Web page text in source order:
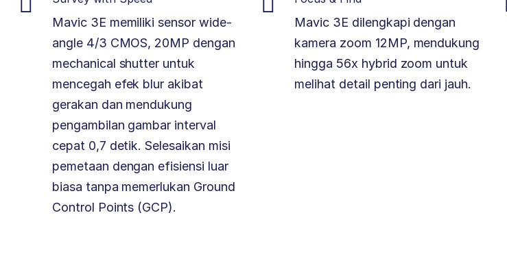
Mavic 3E memiliki sensor wide-
angle 4/3 CMOS, 20MP dengan
mechanical shutter untuk
mencegah efek blur akibat
gerakan dan mendukung
pengambilan gambar interval
cepat 0,7 detik. Selesaikan misi
pemetaan dengan efisiensi luar
biasa tanpa memerlukan Ground
Control Points (GCP).
Mavic 3E dilengkapi dengan
kamera zoom 12MP, mendukung
hingga 56x hybrid zoom untuk
melihat detail penting dari jauh.